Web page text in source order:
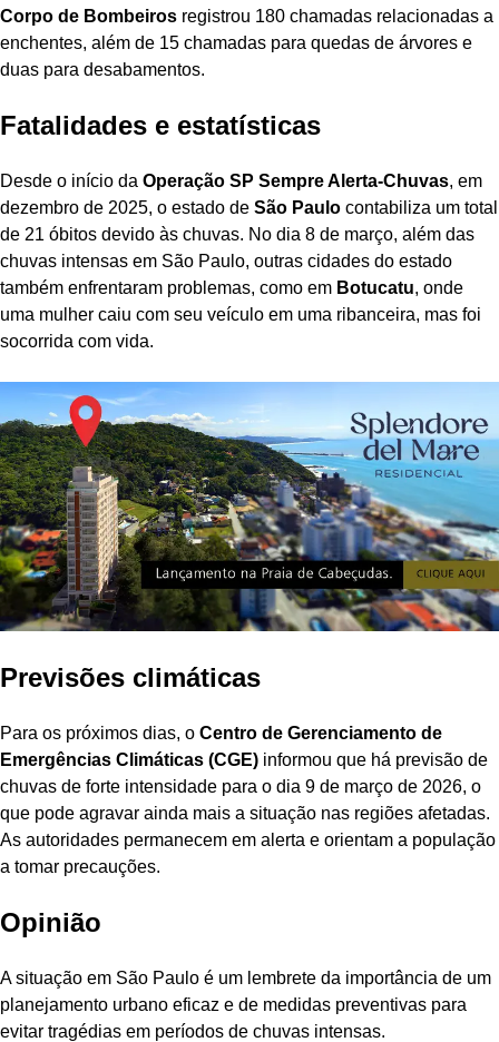
Corpo de Bombeiros registrou 180 chamadas relacionadas a
enchentes, além de 15 chamadas para quedas de árvores e
duas para desabamentos.
Fatalidades e estatísticas
Desde o início da Operação SP Sempre Alerta-Chuvas, em
dezembro de 2025, o estado de São Paulo contabiliza um total
de 21 óbitos devido às chuvas. No dia 8 de março, além das
chuvas intensas em São Paulo, outras cidades do estado
também enfrentaram problemas, como em Botucatu, onde
uma mulher caiu com seu veículo em uma ribanceira, mas foi
socorrida com vida.
Previsões climáticas
Para os próximos dias, o Centro de Gerenciamento de
Emergências Climáticas (CGE) informou que há previsão de
chuvas de forte intensidade para o dia 9 de março de 2026, o
que pode agravar ainda mais a situação nas regiões afetadas.
As autoridades permanecem em alerta e orientam a população
a tomar precauções.
Opinião
A situação em São Paulo é um lembrete da importância de um
planejamento urbano eficaz e de medidas preventivas para
evitar tragédias em períodos de chuvas intensas.